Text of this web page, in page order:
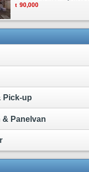
90,000
Pick-up
& Panelvan